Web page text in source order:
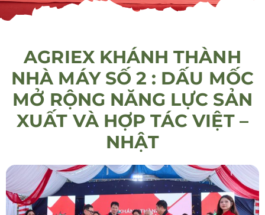
AGRIEX KHÁNH THÀNH
NHÀ MÁY SỐ 2 : DẤU MỐC
MỞ RỘNG NĂNG LỰC SẢN
XUẤT VÀ HỢP TÁC VIỆT –
NHẬT